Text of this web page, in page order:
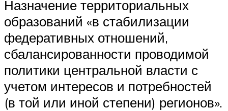
Назначение территориальных
образований «в стабилизации
федеративных отношений,
сбалансированности проводимой
политики центральной власти с
учетом интересов и потребностей
(в той или иной степени) регионов».